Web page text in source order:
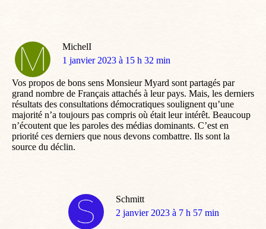
MichelI
dit
1 janvier 2023 à 15 h 32 min
Vos propos de bons sens Monsieur Myard sont partagés par
grand nombre de Français attachés à leur pays. Mais, les derniers
résultats des consultations démocratiques soulignent qu’une
majorité n’a toujours pas compris où était leur intérêt. Beaucoup
n’écoutent que les paroles des médias dominants. C’est en
priorité ces derniers que nous devons combattre. Ils sont la
source du déclin.
Schmitt
dit
2 janvier 2023 à 7 h 57 min